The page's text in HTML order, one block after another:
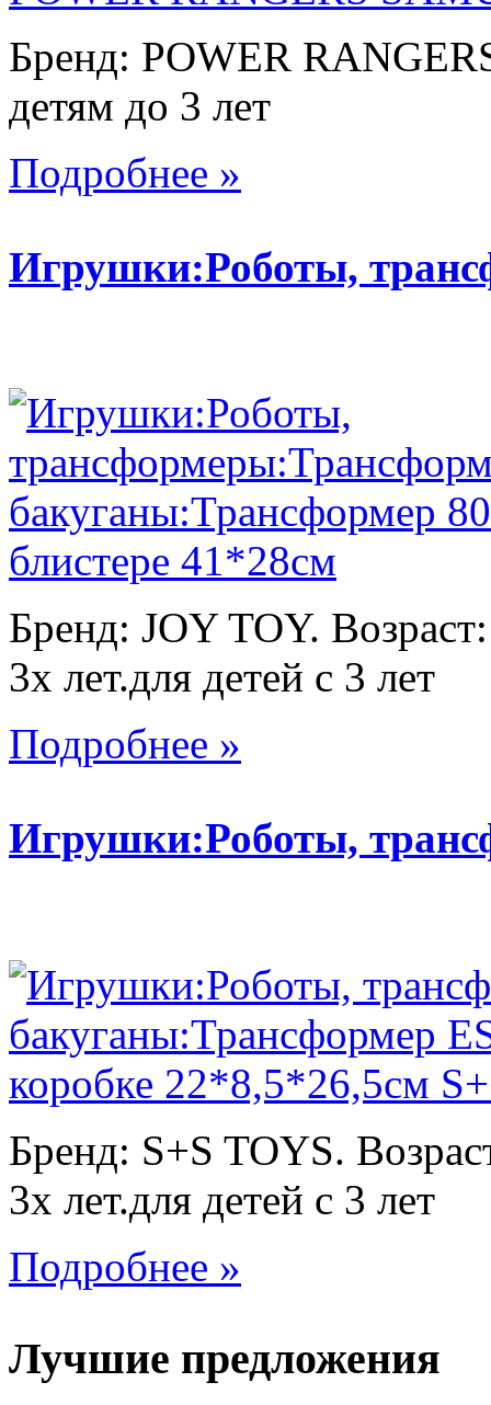
Бренд: POWER
детям до 3 лет
Подробнее »
Игрушки:Роботы,
Бренд: JOY TOY.
3х лет.для детей с 3 лет
Подробнее »
Игрушки:Роботы,
Бренд: S+S TOYS.
3х лет.для детей с 3 лет
Подробнее »
Лучшие предложения